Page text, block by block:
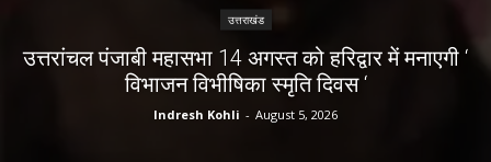
उत्तराखंड
उत्तरांचल पंजाबी महासभा 14 अगस्त को हरिद्वार में मनाएगी ‘
विभाजन विभीषिका स्मृति दिवस ‘
Indresh Kohli - August 5, 2026